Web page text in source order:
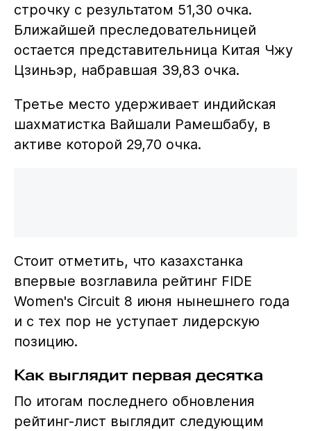
строчку с результатом 51,30 очка.
Ближайшей преследовательницей
остается представительница Китая Чжу
Цзиньэр, набравшая 39,83 очка.
Третье место удерживает индийская
шахматистка Вайшали Рамешбабу, в
активе которой 29,70 очка.
Стоит отметить, что казахстанка
впервые возглавила рейтинг FIDE
Women's Circuit 8 июня нынешнего года
и с тех пор не уступает лидерскую
позицию.
Как выглядит первая десятка
По итогам последнего обновления
рейтинг-лист выглядит следующим